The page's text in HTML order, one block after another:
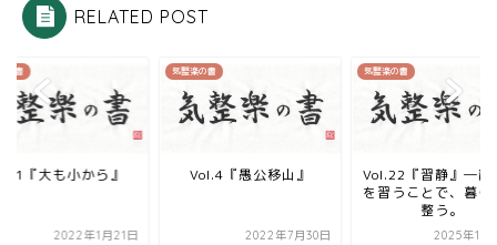
RELATED POST
の書
『大も小から』
2022年1月21日
気整楽の書
Vol.4『愚公移山』
2022年7月30日
気整楽の書
Vol.22『習静』―静
を習うことで、暮ら
整う。
2025年10